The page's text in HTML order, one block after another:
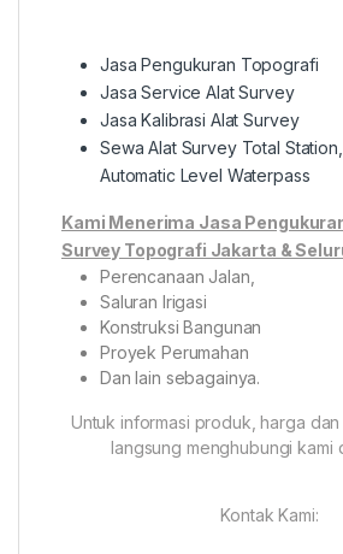
Jasa Pengukuran Topografi
Jasa Service Alat Survey
Jasa Kalibrasi Alat Survey
Sewa Alat Survey Total
Automatic Level Waterpass
Kami Menerima Jasa
Survey Topografi Jakarta &
Perencanaan Jalan,
Saluran Irigasi
Konstruksi Bangunan
Proyek Perumahan
Dan lain sebagainya.
Untuk informasi produk, harga
langsung menghubungi kami
Kontak Kami: